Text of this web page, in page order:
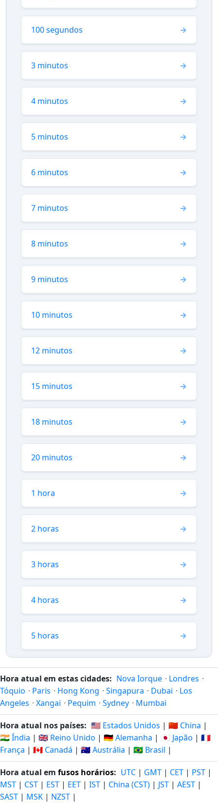
100 segundos
3 minutos
4 minutos
5 minutos
6 minutos
7 minutos
8 minutos
9 minutos
10 minutos
12 minutos
15 minutos
18 minutos
20 minutos
1 hora
2 horas
3 horas
4 horas
5 horas
Hora atual em estas cidades: Nova Iorque · Londres ·
Tóquio · Paris · Hong Kong · Singapura · Dubai · Los
Angeles · Xangai · Pequim · Sydney · Mumbai
Hora atual nos países: 🇺🇸 Estados Unidos | 🇨🇳 China |
🇮🇳 Índia | 🇬🇧 Reino Unido | 🇩🇪 Alemanha | 🇯🇵 Japão | 🇫🇷
França | 🇨🇦 Canadá | 🇦🇺 Austrália | 🇧🇷 Brasil |
Hora atual em fusos horários: UTC | GMT | CET | PST |
MST | CST | EST | EET | IST | China (CST) | JST | AEST |
SAST | MSK | NZST |